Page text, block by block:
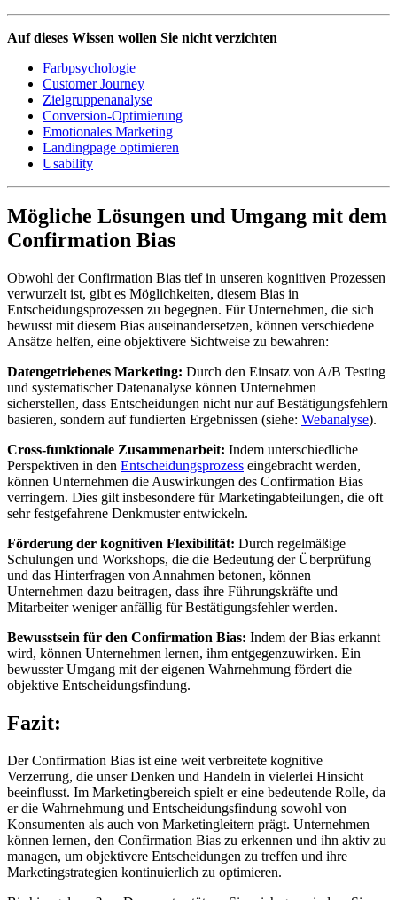
Auf dieses Wissen wollen Sie nicht verzichten
Farbpsychologie
Customer Journey
Zielgruppenanalyse
Conversion-Optimierung
Emotionales Marketing
Landingpage optimieren
Usability
Mögliche Lösungen und Umgang mit dem
Confirmation Bias
Obwohl der Confirmation Bias tief in unseren kognitiven Prozessen
verwurzelt ist, gibt es Möglichkeiten, diesem Bias in
Entscheidungsprozessen zu begegnen. Für Unternehmen, die sich
bewusst mit diesem Bias auseinandersetzen, können verschiedene
Ansätze helfen, eine objektivere Sichtweise zu bewahren:
Datengetriebenes Marketing: Durch den Einsatz von A/B Testing
und systematischer Datenanalyse können Unternehmen
sicherstellen, dass Entscheidungen nicht nur auf Bestätigungsfehlern
basieren, sondern auf fundierten Ergebnissen (siehe: Webanalyse).
Cross-funktionale Zusammenarbeit: Indem unterschiedliche
Perspektiven in den Entscheidungsprozess eingebracht werden,
können Unternehmen die Auswirkungen des Confirmation Bias
verringern. Dies gilt insbesondere für Marketingabteilungen, die oft
sehr festgefahrene Denkmuster entwickeln.
Förderung der kognitiven Flexibilität: Durch regelmäßige
Schulungen und Workshops, die die Bedeutung der Überprüfung
und das Hinterfragen von Annahmen betonen, können
Unternehmen dazu beitragen, dass ihre Führungskräfte und
Mitarbeiter weniger anfällig für Bestätigungsfehler werden.
Bewusstsein für den Confirmation Bias: Indem der Bias erkannt
wird, können Unternehmen lernen, ihm entgegenzuwirken. Ein
bewusster Umgang mit der eigenen Wahrnehmung fördert die
objektive Entscheidungsfindung.
Fazit:
Der Confirmation Bias ist eine weit verbreitete kognitive
Verzerrung, die unser Denken und Handeln in vielerlei Hinsicht
beeinflusst. Im Marketingbereich spielt er eine bedeutende Rolle, da
er die Wahrnehmung und Entscheidungsfindung sowohl von
Konsumenten als auch von Marketingleitern prägt. Unternehmen
können lernen, den Confirmation Bias zu erkennen und ihn aktiv zu
managen, um objektivere Entscheidungen zu treffen und ihre
Marketingstrategien kontinuierlich zu optimieren.